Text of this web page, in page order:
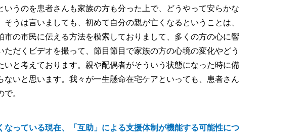
うのを患者さんも家族の方も分った上で、どうやって安らかな
うは言いましても、初めて自分の親が亡くなるということは、
の市民に伝える方法を模索しておりまして、多くの方の心に響
だくビデオを撮って、節目節目で家族の方の心境の変化やどう
と考えております。親や配偶者がそういう状態になった時に備
いと思います。我々が一生懸命在宅ケアといっても、患者さん
。
っている現在、「互助」による支援体制が機能する可能性につ